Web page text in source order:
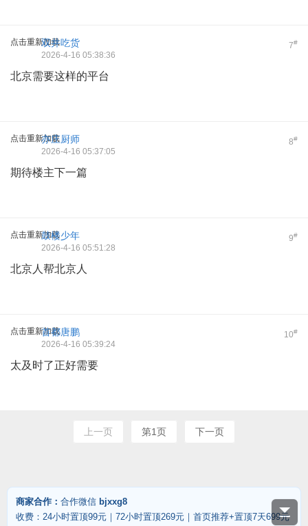
点击重新加载 7#
双井吃货
2026-4-16 05:38:36
北京需要这样的平台
点击重新加载 8#
亦庄厨师
2026-4-16 05:37:05
期待楼主下一篇
点击重新加载 9#
鼓楼少年
2026-4-16 05:51:28
北京人帮北京人
点击重新加载 10#
首都唐鹏
2026-4-16 05:39:24
太及时了正好需要
上一页 第1页 下一页
商家合作： 合作微信 bjxxg8
收费：24小时置顶99元｜72小时置顶269元｜首页推荐+置顶7天699元